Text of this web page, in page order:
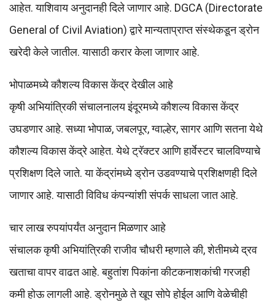
आहेत. याशिवाय अनुदानही दिले जाणार आहे. DGCA (Directorate
General of Civil Aviation) द्वारे मान्यताप्राप्त संस्थेकडून ड्रोन
खरेदी केले जातील. यासाठी करार केला जाणार आहे.
भोपाळमध्ये कौशल्य विकास केंद्र देखील आहे
कृषी अभियांत्रिकी संचालनालय इंदूरमध्ये कौशल्य विकास केंद्र
उघडणार आहे. सध्या भोपाळ, जबलपूर, ग्वाल्हेर, सागर आणि सतना येथे
कौशल्य विकास केंद्रे आहेत. येथे ट्रॅक्टर आणि हार्वेस्टर चालविण्याचे
प्रशिक्षण दिले जाते. या केंद्रांमध्ये ड्रोन उडवण्याचे प्रशिक्षणही दिले
जाणार आहे. यासाठी विविध कंपन्यांशी संपर्क साधला जात आहे.
चार लाख रुपयांपर्यंत अनुदान मिळणार आहे
संचालक कृषी अभियांत्रिकी राजीव चौधरी म्हणाले की, शेतीमध्ये द्रव
खताचा वापर वाढत आहे. बहुतांश पिकांना कीटकनाशकांची गरजही
कमी होऊ लागली आहे. ड्रोनमुळे ते खूप सोपे होईल आणि वेळेचीही